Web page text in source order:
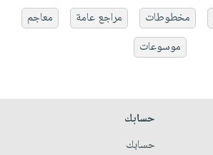
مخطوطات مراجع عامة
معاجم
موسوعات
حسابك
حسابك